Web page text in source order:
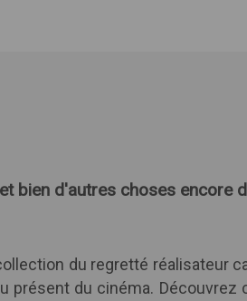
bien d'autres choses encore
du regretté réalisateur
présent du cinéma. Découvrez